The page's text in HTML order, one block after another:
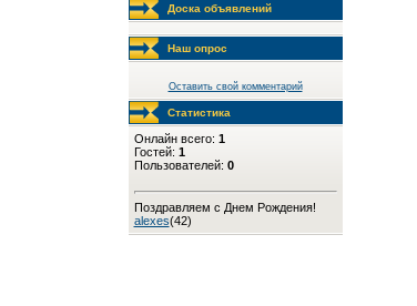
Доска объявлений
Наш опрос
Оставить свой комментарий
Статистика
Онлайн всего: 1
Гостей: 1
Пользователей: 0
Поздравляем с Днем Рождения!
alexes(42)